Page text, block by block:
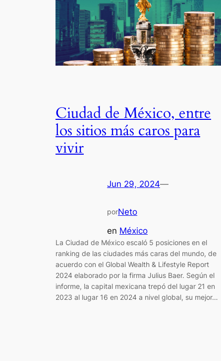
Ciudad de México, entre
los sitios más caros para
vivir
Jun 29, 2024—
porNeto
en México
La Ciudad de México escaló 5 posiciones en el
ranking de las ciudades más caras del mundo, de
acuerdo con el Global Wealth & Lifestyle Report
2024 elaborado por la firma Julius Baer. Según el
informe, la capital mexicana trepó del lugar 21 en
2023 al lugar 16 en 2024 a nivel global, su mejor…